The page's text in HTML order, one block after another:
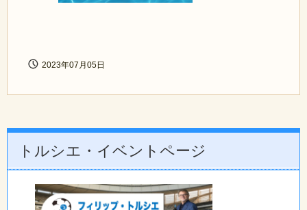
2023年07月05日
トルシエ・イベントページ